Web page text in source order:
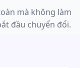
mà không làm
đầu chuyển đổi.